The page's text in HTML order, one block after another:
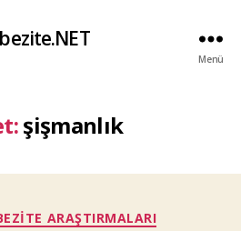
Menü
şişmanlık
Kategoriler
ARAŞTIRMALARI